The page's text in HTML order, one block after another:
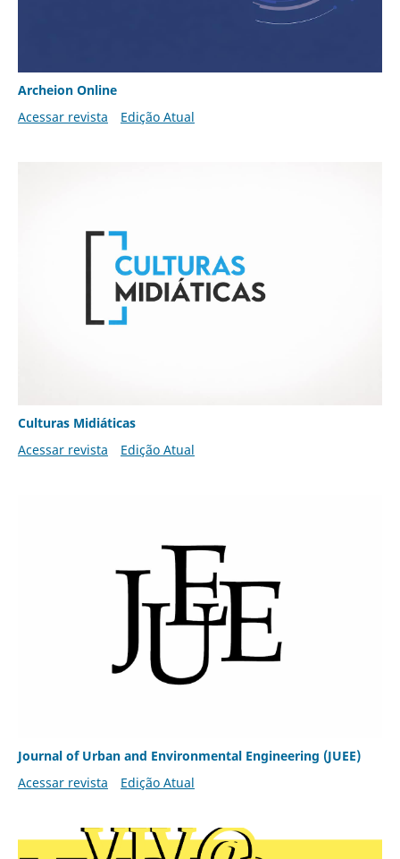
Archeion Online
Acessar revista
Edição Atual
Culturas Midiáticas
Acessar revista
Edição Atual
Journal of Urban and Environmental Engineering (JUEE)
Acessar revista
Edição Atual